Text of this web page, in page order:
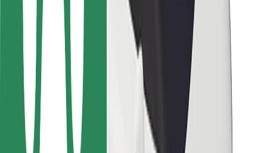
Városi megoldások
Repülőtér
Bolt töltőállomások
Súgó
Utasoknak
Sofőröknek
Ételfutároknak